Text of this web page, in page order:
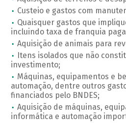
Custeio e gastos com
Quaisquer gastos que
incluindo taxa de franquia
Aquisição de animais para
Itens isolados que não
investimento;
Máquinas, equipamentos e
automação, dentre outros
financiados pelo BNDES;
Aquisição de máquinas,
informática e automação